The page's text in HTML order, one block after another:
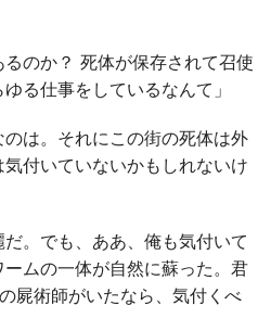
るのか？ 死体が保存されて召使
る仕事をしているなんて」
のは。それにこの街の死体は外
付いていないかもしれないけ
だ。でも、ああ、俺も気付いて
ムの一体が自然に蘇った。君
屍術師がいたなら、気付くべ